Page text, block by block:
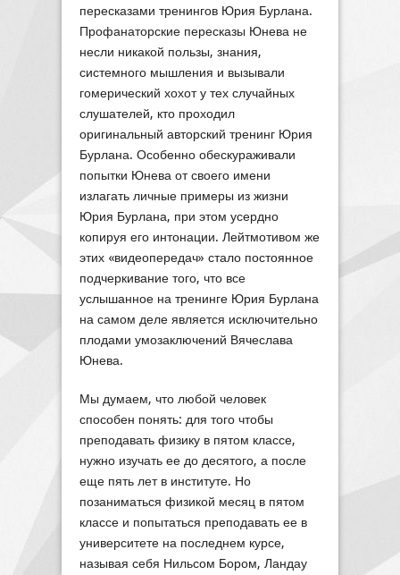
пересказами тренингов Юрия Бурлана.
Профанаторские пересказы Юнева не
несли никакой пользы, знания,
системного мышления и вызывали
гомерический хохот у тех случайных
слушателей, кто проходил
оригинальный авторский тренинг Юрия
Бурлана. Особенно обескураживали
попытки Юнева от своего имени
излагать личные примеры из жизни
Юрия Бурлана, при этом усердно
копируя его интонации. Лейтмотивом же
этих «видеопередач» стало постоянное
подчеркивание того, что все
услышанное на тренинге Юрия Бурлана
на самом деле является исключительно
плодами умозаключений Вячеслава
Юнева.
Мы думаем, что любой человек
способен понять: для того чтобы
преподавать физику в пятом классе,
нужно изучать ее до десятого, а после
еще пять лет в институте. Но
позаниматься физикой месяц в пятом
классе и попытаться преподавать ее в
университете на последнем курсе,
называя себя Нильсом Бором, Ландау